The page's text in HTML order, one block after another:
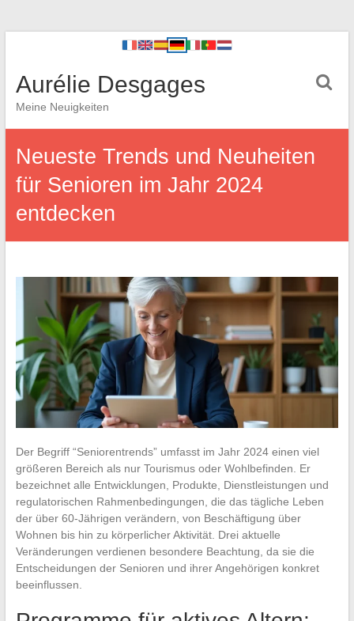
Aurélie Desgages
Meine Neuigkeiten
Neueste Trends und Neuheiten
für Senioren im Jahr 2024
entdecken
Der Begriff “Seniorentrends” umfasst im Jahr 2024 einen viel
größeren Bereich als nur Tourismus oder Wohlbefinden. Er
bezeichnet alle Entwicklungen, Produkte, Dienstleistungen und
regulatorischen Rahmenbedingungen, die das tägliche Leben
der über 60-Jährigen verändern, von Beschäftigung über
Wohnen bis hin zu körperlicher Aktivität. Drei aktuelle
Veränderungen verdienen besondere Beachtung, da sie die
Entscheidungen der Senioren und ihrer Angehörigen konkret
beeinflussen.